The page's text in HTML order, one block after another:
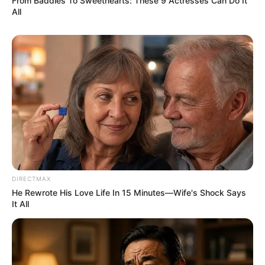
Berat Badan: 46 kg
Profesi: Penyanyi, aktris
Hobi: Mencari foto binatang
Instagram:
@newprple
Youtube:보보TV_hana
FaktaMenarik
Memiliki 2 adik laki-laki.
Motto Hana: Jangan berpikiran sempit.
Pernah menjadi cameo di drama tvN
Savvy(2014).
Muncul di MV VIXX berjudulEternity dan di MVEverlasting
Lovemilik Seo In Guk
All
DIRECTMAX
He Rewrote His Love Life In 15 Minutes—Wife's Shock Says
It All